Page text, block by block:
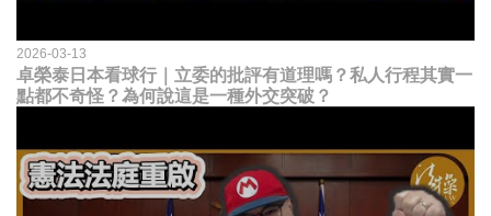
2026-03-13
卓榮泰日本看球行｜立委的批評有道理嗎？私人行程其實一
點都不奇怪？為何說這是一種外交突破？